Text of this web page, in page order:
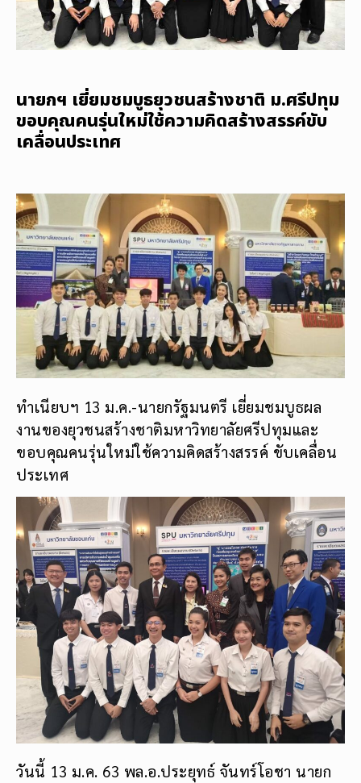
นายกฯ เยี่ยมชมบูธยุวชนสร้างชาติ ม.ศรีปทุม
ขอบคุณคนรุ่นใหม่ใช้ความคิดสร้างสรรค์ขับ
เคลื่อนประเทศ
ทำเนียบฯ 13 ม.ค.-นายกรัฐมนตรี เยี่ยมชมบูธผล
งานของยุวชนสร้างชาติมหาวิทยาลัยศรีปทุมและ
ขอบคุณคนรุ่นใหม่ใช้ความคิดสร้างสรรค์ ขับเคลื่อน
ประเทศ
วันนี้ 13 ม.ค. 63 พล.อ.ประยุทธ์ จันทร์โอชา นายก